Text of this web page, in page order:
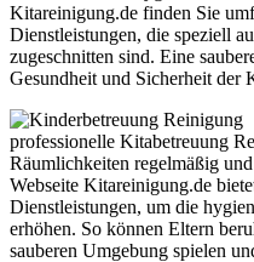
Kitareinigung.de finden Sie
Dienstleistungen, die speziell
zugeschnitten sind. Eine
Gesundheit und Sicherheit der
professionelle Kitabetreuung
Räumlichkeiten regelmäßig
Webseite Kitareinigung.de
Dienstleistungen, um die
erhöhen. So können Eltern
sauberen Umgebung spielen